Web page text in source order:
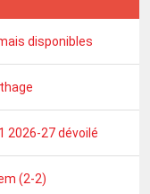
disponibles
2026-27 dévoilé
(2-2)